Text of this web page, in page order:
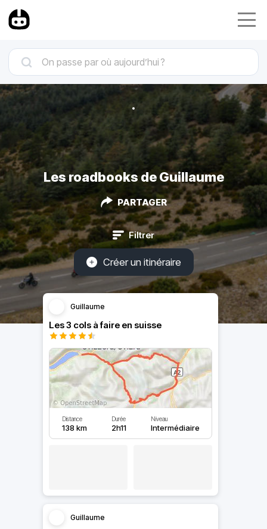
Les roadbooks de Guillaume
PARTAGER
Filtrer
Créer un itinéraire
Guillaume
Les 3 cols à faire en suisse
Distance
138 km
Durée
2h11
Niveau
Intermédiaire
Guillaume